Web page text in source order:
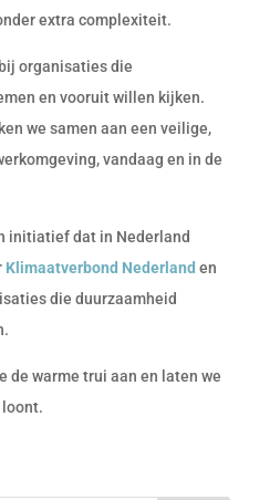
extra complexiteit.
organisaties die
en vooruit willen kijken.
we samen aan een veilige,
vandaag en in de
initiatief dat in Nederland
Klimaatverbond Nederland en
die duurzaamheid
de warme trui aan en laten we
loont.